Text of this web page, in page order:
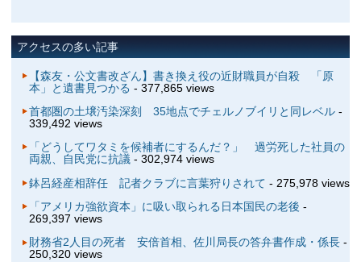
アクセスの多い記事
【森友・公文書改ざん】書き換え役の近財職員が自殺 「原
本」と遺書見つかる - 377,865 views
首都圏の土壌汚染深刻 35地点でチェルノブイリと同レベル-
339,492 views
「どうしてワタミを候補者にするんだ？」 過労死した社員の
両親、自民党に抗議- 302,974 views
鉢呂経産相辞任 記者クラブに言葉狩りされて - 275,978 views
「アメリカ強欲資本」に吸い取られる日本国民の老後 -
269,397 views
財務省2人目の死者 安倍首相、佐川局長の答弁書作成・係長-
250,320 views